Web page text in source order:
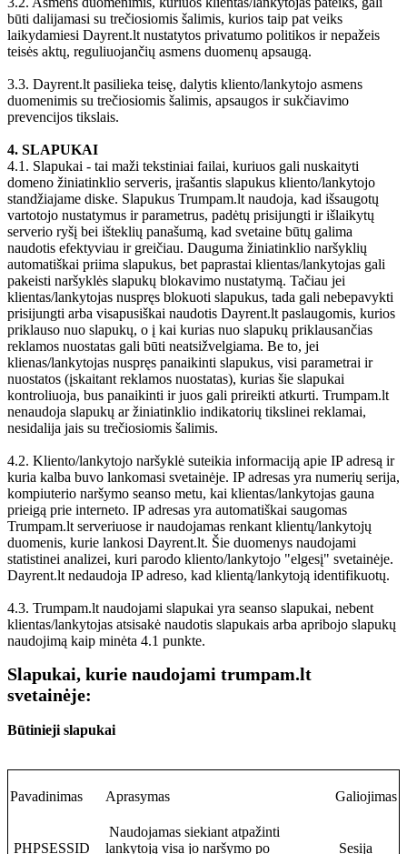
būti dalijamasi su trečiosiomis šalimis, kurios taip pat veiks
laikydamiesi Dayrent.lt nustatytos privatumo politikos ir nepažeis
teisės aktų, reguliuojančių asmens duomenų apsaugą.
3.3. Dayrent.lt pasilieka teisę, dalytis kliento/lankytojo asmens
duomenimis su trečiosiomis šalimis, apsaugos ir sukčiavimo
prevencijos tikslais.
4. SLAPUKAI
4.1. Slapukai - tai maži tekstiniai failai, kuriuos gali nuskaityti
domeno žiniatinklio serveris, įrašantis slapukus kliento/lankytojo
standžiajame diske. Slapukus Trumpam.lt naudoja, kad išsaugotų
vartotojo nustatymus ir parametrus, padėtų prisijungti ir išlaikytų
serverio ryšį bei išteklių panašumą, kad svetaine būtų galima
naudotis efektyviau ir greičiau. Dauguma žiniatinklio naršyklių
automatiškai priima slapukus, bet paprastai klientas/lankytojas gali
pakeisti naršyklės slapukų blokavimo nustatymą. Tačiau jei
klientas/lankytojas nuspręs blokuoti slapukus, tada gali nebepavykti
prisijungti arba visapusiškai naudotis Dayrent.lt paslaugomis, kurios
priklauso nuo slapukų, o į kai kurias nuo slapukų priklausančias
reklamos nuostatas gali būti neatsižvelgiama. Be to, jei
klienas/lankytojas nuspręs panaikinti slapukus, visi parametrai ir
nuostatos (įskaitant reklamos nuostatas), kurias šie slapukai
kontroliuoja, bus panaikinti ir juos gali prireikti atkurti. Trumpam.lt
nenaudoja slapukų ar žiniatinklio indikatorių tikslinei reklamai,
nesidalija jais su trečiosiomis šalimis.
4.2. Kliento/lankytojo naršyklė suteikia informaciją apie IP adresą ir
kuria kalba buvo lankomasi svetainėje. IP adresas yra numerių serija,
kompiuterio naršymo seanso metu, kai klientas/lankytojas gauna
prieigą prie interneto. IP adresas yra automatiškai saugomas
Trumpam.lt serveriuose ir naudojamas renkant klientų/lankytojų
duomenis, kurie lankosi Dayrent.lt. Šie duomenys naudojami
statistinei analizei, kuri parodo kliento/lankytojo "elgesį" svetainėje.
Dayrent.lt nedaudoja IP adreso, kad klientą/lankytoją identifikuotų.
4.3. Trumpam.lt naudojami slapukai yra seanso slapukai, nebent
klientas/lankytojas atsisakė naudotis slapukais arba apribojo slapukų
naudojimą kaip minėta 4.1 punkte.
Slapukai, kurie naudojami trumpam.lt
svetainėje:
Būtinieji slapukai
Pavadinimas Aprasymas Galiojimas
PHPSESSID
Naudojamas siekiant atpažinti
lankytoją visa jo naršymo po
Sesija